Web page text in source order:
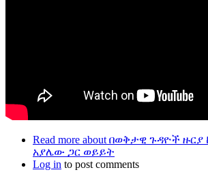
Read more about በወቅታዊ ጉዳዮች
አያሌው ጋር ወይይት
Log in to post comments